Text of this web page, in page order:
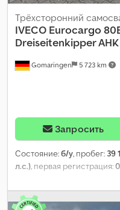
Gomaringen 5 723 km
Трёхсторонний
IVECO Eurocargo
Dreiseitenkipper AHK
Запросить
Состояние:б/у, пробег: 39
л.с.), первая регистрация:
, следующая
тип передачи:
количество мест:2, общая